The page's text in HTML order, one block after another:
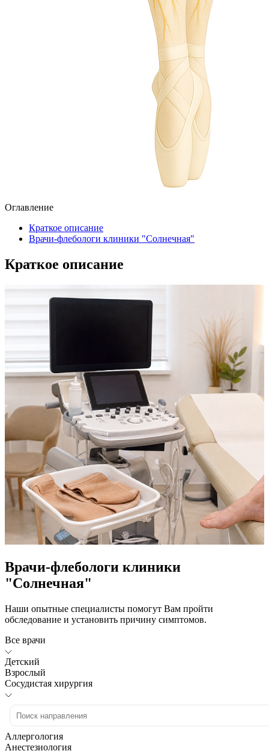
Оглавление
Краткое описание
Врачи-флебологи клиники "Солнечная"
Краткое описание
Врачи-флебологи клиники
"Солнечная"
Наши опытные специалисты помогут Вам пройти
обследование и установить причину симптомов.
Все врачи
Детский
Взрослый
Сосудистая хирургия
Аллергология
Анестезиология